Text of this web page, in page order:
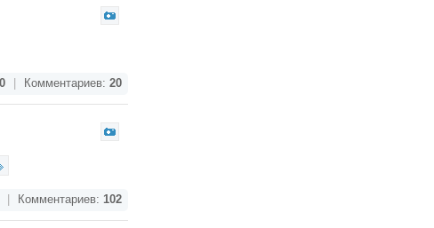
Комментариев: 20
Комментариев: 102